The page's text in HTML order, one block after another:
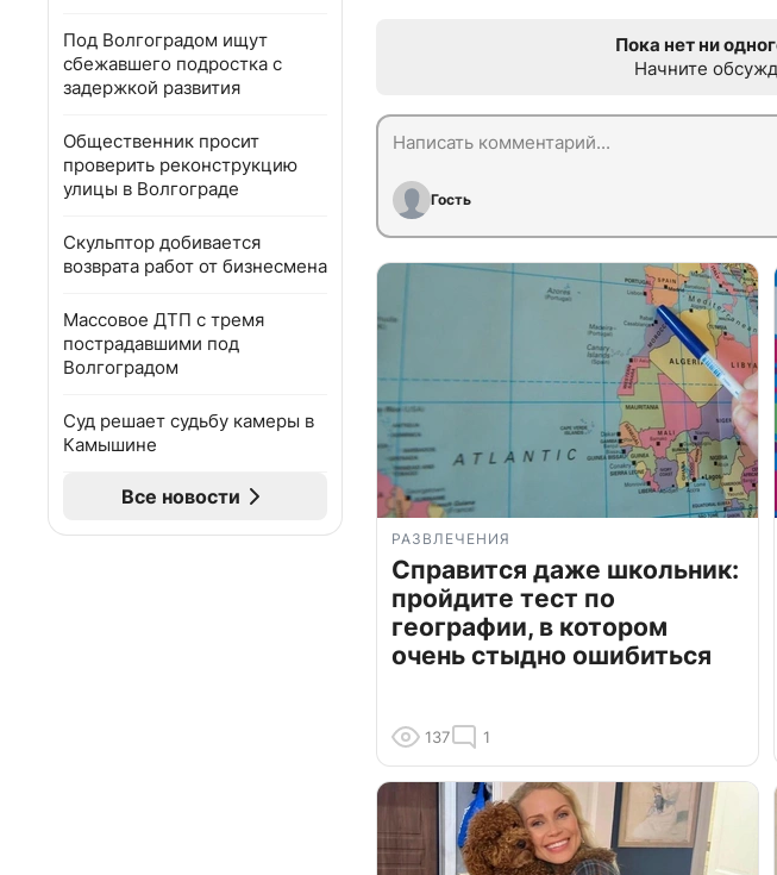
Под Волгоградом ищут
сбежавшего подростка с
задержкой развития
Общественник просит
проверить реконструкцию
улицы в Волгограде
Скульптор добивается
возврата работ от бизнесмена
Массовое ДТП с тремя
пострадавшими под
Волгоградом
Суд решает судьбу камеры в
Камышине
Все новости
Пока нет ни
Начните
Гость
РАЗВЛЕЧЕНИЯ
Справится даже школьник:
пройдите тест по
географии, в котором
очень стыдно ошибиться
137 1